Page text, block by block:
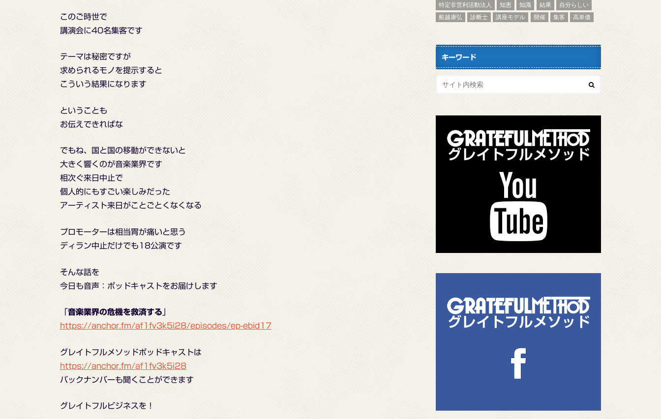
このご時世で
講演会に40名集客です
テーマは秘密ですが
求められるモノを提示すると
こういう結果になります
ということも
お伝えできればな
でもね、国と国の移動ができないと
大きく響くのが音楽業界です
相次ぐ来日中止で
個人的にもすごい楽しみだった
アーティスト来日がことごとくなくなる
プロモーターは相当胃が痛いと思う
ディラン中止だけでも18公演です
そんな話を
今日も音声：ポッドキャストをお届けします
音楽業界の危機を救済する
https://anchor.fm/af1fv3k5i28/episodes/ep-ebid17
グレイトフルメソッドポッドキャストは
https://anchor.fm/af1fv3k5i28
バックナンバーも聞くことができます
グレイトフルビジネスを！
特定非営利活動法人 知恵 知識 結果
自分らしい
船越康弘
診断士 講座モデル 開催 集客 高単価
キーワード